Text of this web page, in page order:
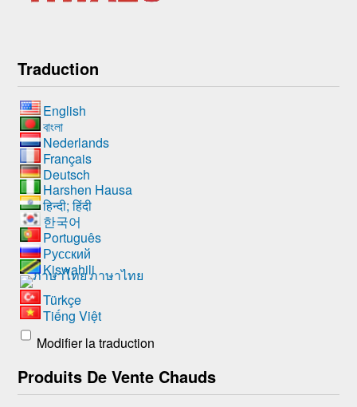
Traduction
English
বাংলা
Nederlands
Français
Deutsch
Harshen Hausa
हिन्दी; हिंदी
한국어
Português
Русский
Kiswahiliภาษาไทย
Türkçe
Tiếng Việt
Modifier la traduction
Produits De Vente Chauds